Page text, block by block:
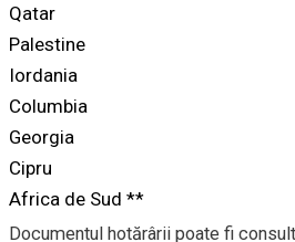
Qatar
Palestine
Iordania
Columbia
Georgia
Cipru
Africa de Sud **
Documentul hotărârii poate fi